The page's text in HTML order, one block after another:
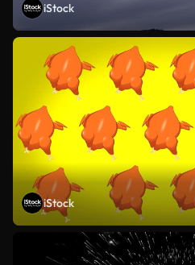
iStock
iStock